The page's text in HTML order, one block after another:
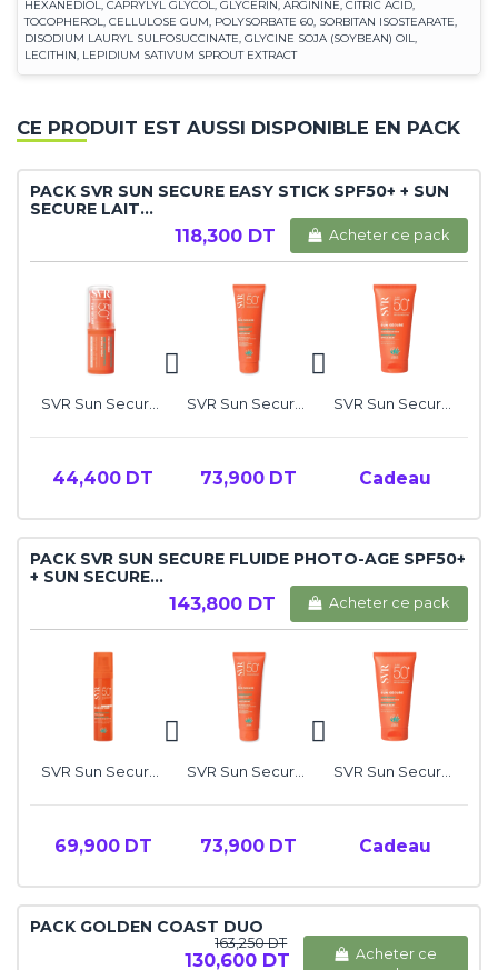
HEXANEDIOL, CAPRYLYL GLYCOL, GLYCERIN, ARGININE, CITRIC ACID,
TOCOPHEROL, CELLULOSE GUM, POLYSORBATE 60, SORBITAN ISOSTEARATE,
DISODIUM LAURYL SULFOSUCCINATE, GLYCINE SOJA (SOYBEAN) OIL,
LECITHIN, LEPIDIUM SATIVUM SPROUT EXTRACT
CE PRODUIT EST AUSSI DISPONIBLE EN PACK
PACK SVR SUN SECURE EASY STICK SPF50+ + SUN
SECURE LAIT...
118,300 DT Acheter ce pack
44,400 DT 73,900 DT
SVR Sun Secure Blur SPF50+
Cadeau
PACK SVR SUN SECURE FLUIDE PHOTO-AGE SPF50+
+ SUN SECURE...
143,800 DT Acheter ce pack
69,900 DT 73,900 DT
SVR Sun Secure Blur SPF50+
Cadeau
PACK GOLDEN COAST DUO
163,250 DT
130,600 DT
Acheter ce